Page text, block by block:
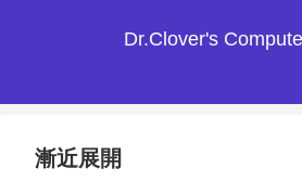
Dr.Clover's
漸近展開